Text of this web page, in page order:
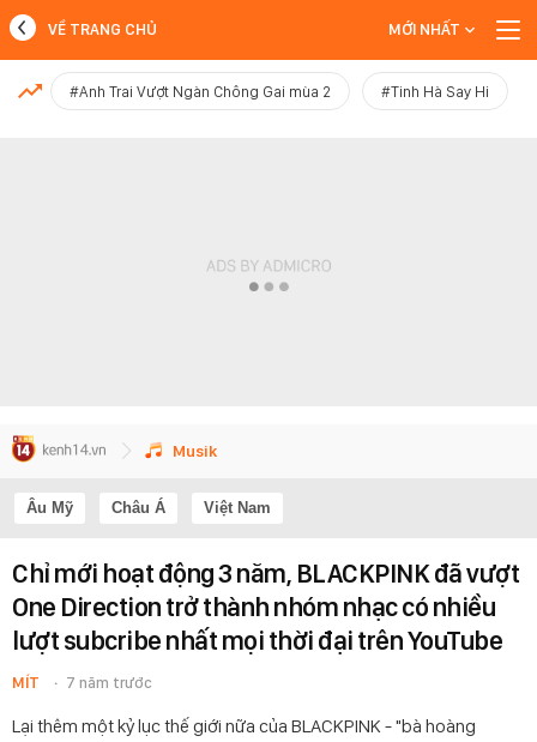
MỚI NHẤT
VỀ TRANG CHỦ MỚI NHẤT
#Anh Trai Vượt Ngàn Chông Gai mùa 2 #Tinh Hà Say Hi
Musik
Âu Mỹ Châu Á Việt Nam
Chỉ mới hoạt động 3 năm, BLACKPINK đã vượt
One Direction trở thành nhóm nhạc có nhiều
lượt subcribe nhất mọi thời đại trên YouTube
MÍT 7 năm trước
Lại thêm một kỷ lục thế giới nữa của BLACKPINK - "bà hoàng